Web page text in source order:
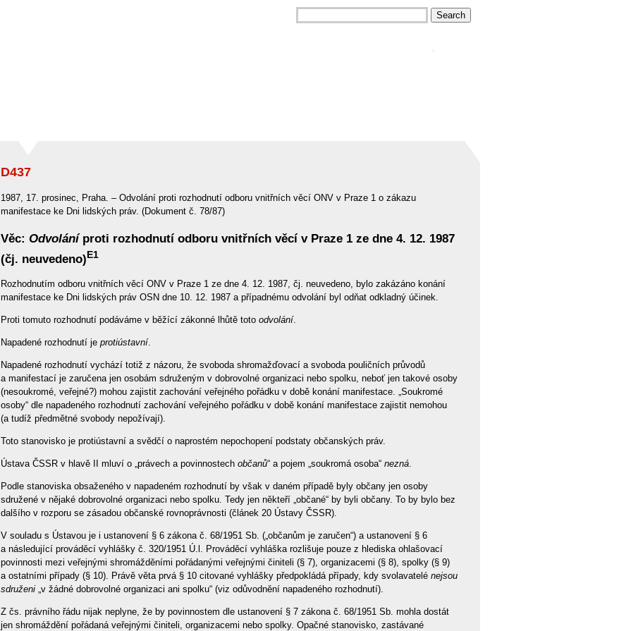
D437
1987, 17. prosinec, Praha. – Odvolání proti rozhodnutí odboru vnitřních věcí ONV v Praze 1 o zákazu
manifestace ke Dni lidských práv. (Dokument č. 78/87)
Věc: Odvoláníproti rozhodnutí odboru vnitřních věcí v Praze 1 ze dne 4. 12. 1987
(čj. neuvedeno)E1
Rozhodnutím odboru vnitřních věcí ONV v Praze 1 ze dne 4. 12. 1987, čj. neuvedeno, bylo zakázáno konání
manifestace ke Dni lidských práv OSN dne 10. 12. 1987 a případnému odvolání byl odňat odkladný účinek.
Proti tomuto rozhodnutí podáváme v běžící zákonné lhůtě toto odvolání.
Napadené rozhodnutí je protiústavní.
Napadené rozhodnutí vychází totiž z názoru, že svoboda shromažďovací a svoboda pouličních průvodů
a manifestací je zaručena jen osobám sdruženým v dobrovolné organizaci nebo spolku, neboť jen takové osoby
(nesoukromé, veřejné?) mohou zajistit zachování veřejného pořádku v době konání manifestace. „Soukromé
osoby“ dle napadeného rozhodnutí zachování veřejného pořádku v době konání manifestace zajistit nemohou
(a tudíž předmětné svobody nepožívají).
Toto stanovisko je protiústavní a svědčí o naprostém nepochopení podstaty občanských práv.
Ústava ČSSR v hlavě II mluví o „právech a povinnostech občanů“ a pojem „soukromá osoba“ nezná
Podle stanoviska obsaženého v napadeném rozhodnutí by však v daném případě byly občany jen osoby
sdružené v nějaké dobrovolné organizaci nebo spolku. Tedy jen někteří „občané“ by byli občany. To by bylo bez
dalšího v rozporu se zásadou občanské rovnoprávnosti (článek 20 Ústavy ČSSR).
V souladu s Ústavou je i ustanovení § 6 zákona č. 68/1951 Sb. („občanům je zaručen“) a ustanovení § 6
a následující prováděcí vyhlášky č. 320/1951 Ú.l. Prováděcí vyhláška rozlišuje pouze z hlediska ohlašovací
povinnosti mezi veřejnými shromážděními pořádanými veřejnými činiteli (§ 7), organizacemi (§ 8), spolky (§ 9)
a ostatními případy (§ 10). Právě věta prvá § 10 citované vyhlášky předpokládá případy, kdy svolavatelé nejsou
sdruženi „v žádné dobrovolné organizaci ani spolku“ (viz odůvodnění napadeného rozhodnutí).
Z čs. právního řádu nijak neplyne, že by povinnostem dle ustanovení § 7 zákona č. 68/1951 Sb. mohla dostát
jen shromáždění pořádaná veřejnými činiteli, organizacemi nebo spolky. Opačné stanovisko, zastávané